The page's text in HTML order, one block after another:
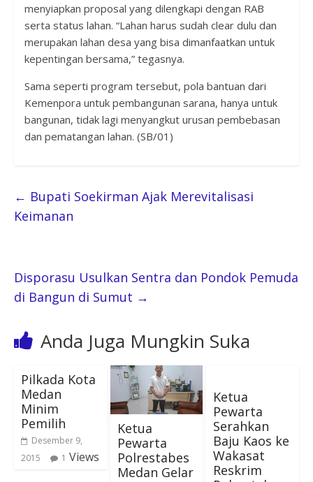
menyiapkan proposal yang dilengkapi dengan RAB
serta status lahan. “Lahan harus sudah clear dulu dan
merupakan lahan desa yang bisa dimanfaatkan untuk
kepentingan bersama,” tegasnya.
Sama seperti program tersebut, pola bantuan dari
Kemenpora untuk pembangunan sarana, hanya untuk
bangunan, tidak lagi menyangkut urusan pembebasan
dan pematangan lahan. (SB/01)
← Bupati Soekirman Ajak Merevitalisasi
Keimanan
Disporasu Usulkan Sentra dan Pondok Pemuda
di Bangun di Sumut →
Anda Juga Mungkin Suka
Pilkada Kota
Medan
Minim
Pemilih
Desember 9,
2015
1 Views
Ketua
Pewarta
Polrestabes
Medan Gelar
Ketua
Pewarta
Serahkan
Baju Kaos ke
Wakasat
Reskrim